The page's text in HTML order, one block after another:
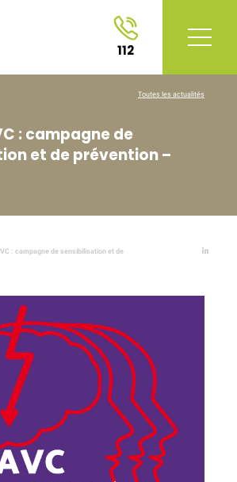
112
: campagne de
et de prévention –
Toutes les actualités
: campagne de sensibilisation et de